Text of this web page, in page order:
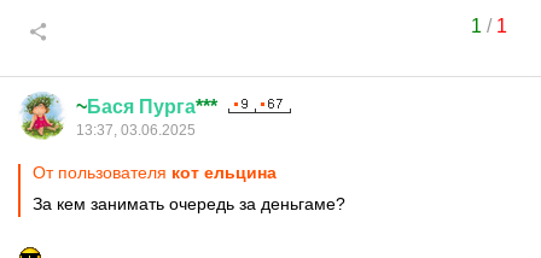
1 / 1
~Бася Пурга***
13:37, 03.06.2025
От пользователя кот ельцина
За кем занимать очередь за деньгаме?